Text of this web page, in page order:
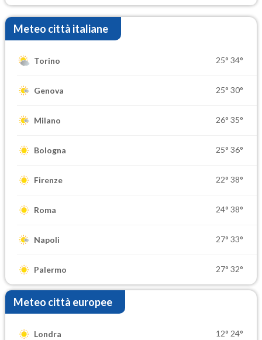
Meteo città italiane
Torino 25° 34°
Genova 25° 30°
Milano 26° 35°
Bologna 25° 36°
Firenze 22° 38°
Roma 24° 38°
Napoli 27° 33°
Palermo 27° 32°
Meteo città europee
Londra 12° 24°